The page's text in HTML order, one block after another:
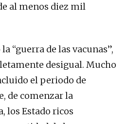
al menos diez mil
“guerra de las vacunas”,
desigual. Mucho
el periodo de
de comenzar la
los Estado ricos